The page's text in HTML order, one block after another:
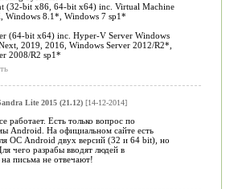
(32-bit x86, 64-bit x64) inc. Virtual Machine
Windows 8.1*, Windows 7 sp1*
(64-bit x64) inc. Hyper-V Server Windows
2019, 2016, Windows Server 2012/R2*,
2008/R2 sp1*
Lite 2015 (21.12)[14-12-2014]
работает. Есть только вопрос по
Android. На официальном сайте есть
ОС Android двух версий (32 и 64 bit), но
чего разрабы вводят людей в
письма не отвечают!